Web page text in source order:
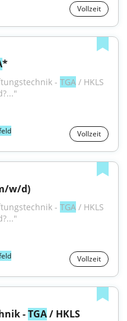
Vollzeit
*
- TGA / HKLS
Vollzeit
w/d)
- TGA / HKLS
Vollzeit
- TGA / HKLS